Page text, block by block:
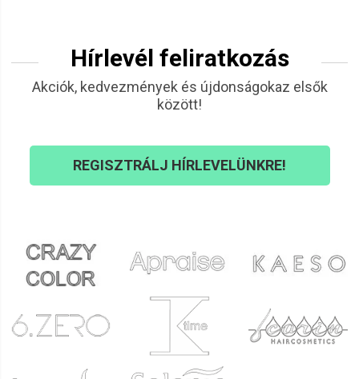
Hírlevél feliratkozás
Akciók, kedvezmények és újdonságokaz elsők
között!
REGISZTRÁLJ HÍRLEVELÜNKRE!